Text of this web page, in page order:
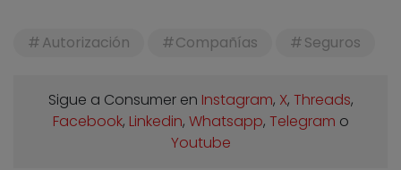
Autorización Compañías Seguros
Sigue a Consumer en Instagram, X, Threads,
Facebook, Linkedin, Whatsapp, Telegram o
Youtube